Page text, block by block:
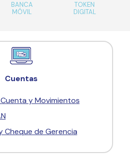
BANCA
MÓVIL
TOKEN
DIGITAL
Cuentas
y Movimientos
Cheque de Gerencia